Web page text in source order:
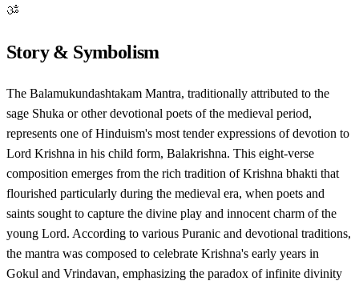
ॐ
Story & Symbolism
The Balamukundashtakam Mantra, traditionally attributed to the
sage Shuka or other devotional poets of the medieval period,
represents one of Hinduism's most tender expressions of devotion to
Lord Krishna in his child form, Balakrishna. This eight-verse
composition emerges from the rich tradition of Krishna bhakti that
flourished particularly during the medieval era, when poets and
saints sought to capture the divine play and innocent charm of the
young Lord. According to various Puranic and devotional traditions,
the mantra was composed to celebrate Krishna's early years in
Gokul and Vrindavan, emphasizing the paradox of infinite divinity